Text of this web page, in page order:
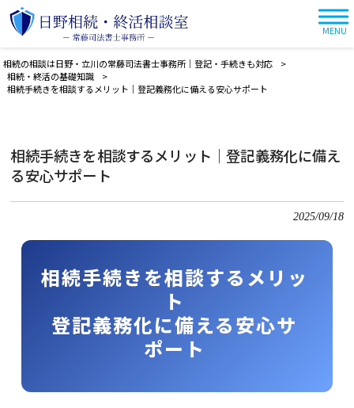
MENU
相続の相談は日野・立川の常藤司法書士事務所｜登記・手続きも対応
>
相続・終活の基礎知識
>
相続手続きを相談するメリット｜登記義務化に備える安心サポート
相続手続きを相談するメリット｜登記義務化に備え
る安心サポート
2025/09/18
相続手続きを相談するメリッ
ト
登記義務化に備える安心サ
ポート